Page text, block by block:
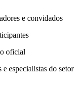
e convidados
oficial
especialistas do setor